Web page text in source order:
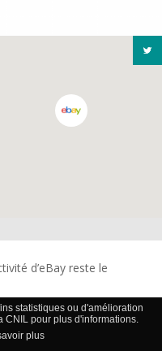
d’eBay reste le
enchères ou en achat
statistiques ou d'amélioration
CNIL pour plus d'informations.
plus